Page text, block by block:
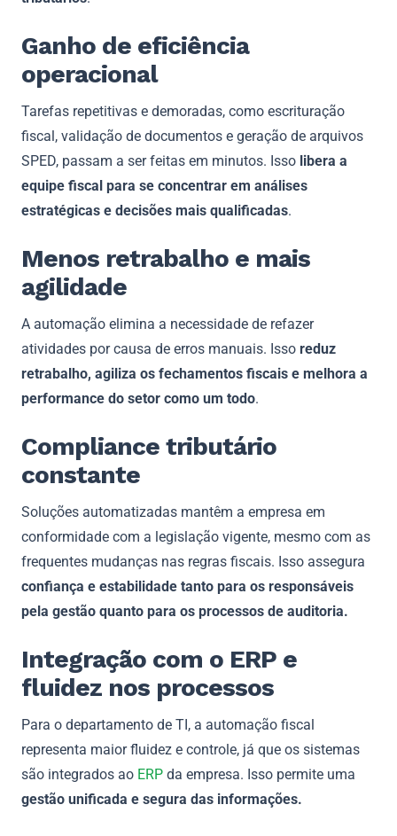
Ganho de eficiência
operacional
Tarefas repetitivas e demoradas, como escrituração
fiscal, validação de documentos e geração de arquivos
SPED, passam a ser feitas em minutos. Isso libera a
equipe fiscal para se concentrar em análises
estratégicas e decisões mais qualificadas.
Menos retrabalho e mais
agilidade
A automação elimina a necessidade de refazer
atividades por causa de erros manuais. Isso reduz
retrabalho, agiliza os fechamentos fiscais e melhora a
performance do setor como um todo.
Compliance tributário
constante
Soluções automatizadas mantêm a empresa em
conformidade com a legislação vigente, mesmo com as
frequentes mudanças nas regras fiscais. Isso assegura
confiança e estabilidade tanto para os responsáveis
pela gestão quanto para os processos de auditoria.
Integração com o ERP e
fluidez nos processos
Para o departamento de TI, a automação fiscal
representa maior fluidez e controle, já que os sistemas
são integrados ao ERP da empresa. Isso permite uma
gestão unificada e segura das informações.